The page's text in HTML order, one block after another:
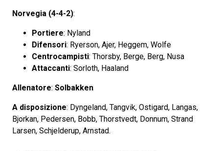
Norvegia (4-4-2):
Portiere: Nyland
Difensori: Ryerson, Ajer, Heggem, Wolfe
Centrocampisti: Thorsby, Berge, Berg, Nusa
Attaccanti: Sorloth, Haaland
Allenatore: Solbakken
A disposizione: Dyngeland, Tangvik, Ostigard, Langas,
Bjorkan, Pedersen, Bobb, Thorstvedt, Donnum, Strand
Larsen, Schjelderup, Arnstad.